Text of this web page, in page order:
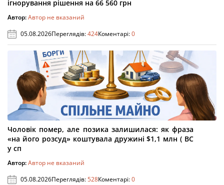
ігнорування рішення на 66 560 грн
Автор:Автор не вказаний
05.08.2026Переглядів:424Коментарі:0
Чоловік помер, але позика залишилася: як фраза
«на його розсуд» коштувала дружині $1,1 млн ( ВС
у сп
Автор:Автор не вказаний
05.08.2026Переглядів:528Коментарі:0